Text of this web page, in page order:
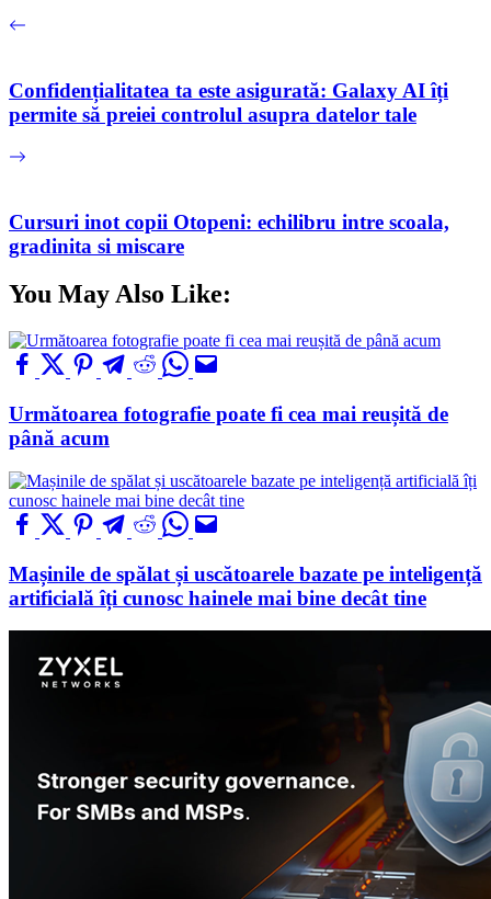
Confidențialitatea ta este asigurată: Galaxy AI îți
permite să preiei controlul asupra datelor tale
Cursuri inot copii Otopeni: echilibru intre scoala,
gradinita si miscare
You May Also Like:
Următoarea fotografie poate fi cea mai reușită de
până acum
Mașinile de spălat și uscătoarele bazate pe inteligență
artificială îți cunosc hainele mai bine decât tine